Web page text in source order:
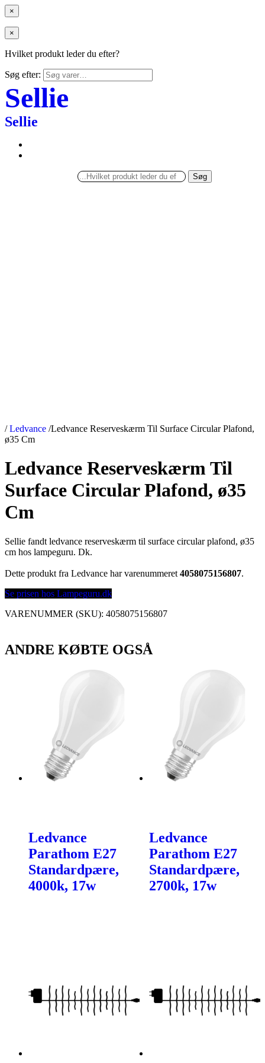
×
×
Hvilket produkt leder du efter?
Søg efter:
Sellie
Sellie
Søg
/ Ledvance /Ledvance Reserveskærm Til Surface Circular Plafond,
ø35 Cm
Ledvance Reserveskærm Til
Surface Circular Plafond, ø35
Cm
Sellie fandt ledvance reserveskærm til surface circular plafond, ø35
cm hos lampeguru. Dk.
Dette produkt fra Ledvance har varenummeret 4058075156807.
Se prisen hos Lampeguru.dk
VARENUMMER (SKU): 4058075156807
ANDRE KØBTE OGSÅ
Ledvance
Parathom E27
Standardpære,
4000k, 17w
Ledvance
Parathom E27
Standardpære,
2700k, 17w